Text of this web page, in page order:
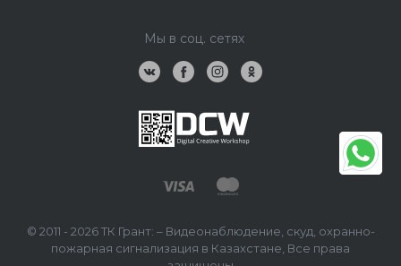
Мы в соц. сетях
© 2011 - 2026 ТК Грант: – Видеонаблюдение, скуд, охранно-
пожарная сигнализация в Казахстане, Все права